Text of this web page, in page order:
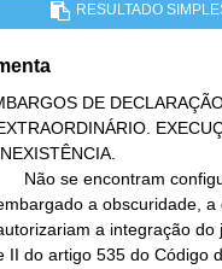
RESULTADO
DE
Não se encontram